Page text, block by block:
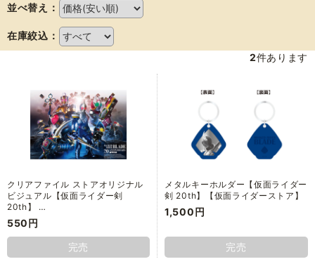
並べ替え：
在庫絞込：
2件あります
クリアファイル ストアオリジナル
ビジュアル【仮面ライダー剣
20th】 …
550円
完売
メタルキーホルダー【仮面ライダー
剣 20th】【仮面ライダーストア】
1,500円
完売